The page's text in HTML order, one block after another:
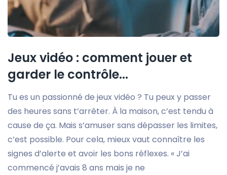
Jeux vidéo : comment jouer et
garder le contrôle...
Tu es un passionné de jeux vidéo ? Tu peux y passer
des heures sans t’arrêter. À la maison, c’est tendu à
cause de ça. Mais s’amuser sans dépasser les limites,
c’est possible. Pour cela, mieux vaut connaître les
signes d’alerte et avoir les bons réflexes. « J’ai
commencé j’avais 8 ans mais je ne